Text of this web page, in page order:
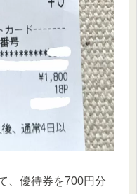
、優待券を700円分